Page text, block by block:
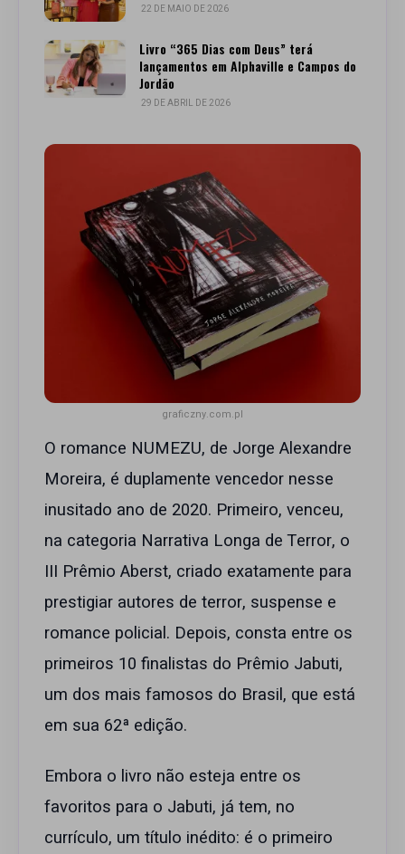
22 DE MAIO DE 2026
Livro “365 Dias com Deus” terá
lançamentos em Alphaville e Campos do
Jordão
29 DE ABRIL DE 2026
graficzny.com.pl
O romance NUMEZU, de Jorge Alexandre
Moreira, é duplamente vencedor nesse
inusitado ano de 2020. Primeiro, venceu,
na categoria Narrativa Longa de Terror, o
III Prêmio Aberst, criado exatamente para
prestigiar autores de terror, suspense e
romance policial. Depois, consta entre os
primeiros 10 finalistas do Prêmio Jabuti,
um dos mais famosos do Brasil, que está
em sua 62ª edição.
Embora o livro não esteja entre os
favoritos para o Jabuti, já tem, no
currículo, um título inédito: é o primeiro